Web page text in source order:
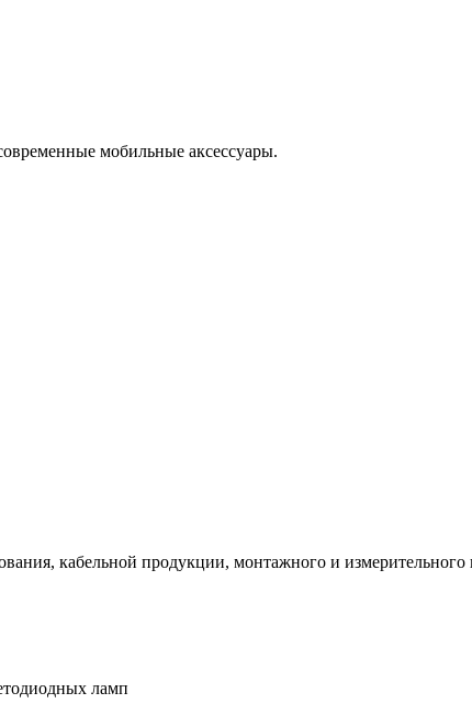
мобильные аксессуары.
кабельной продукции, монтажного и
ламп